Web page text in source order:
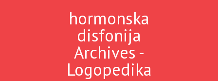
hormonska
disfonija
Archives -
Logopedika